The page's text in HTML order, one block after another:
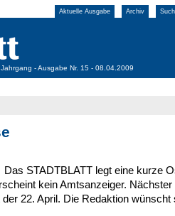
Aktuelle Ausgabe Archiv
- Ausgabe Nr. 15 - 08.04.2009
Das STADTBLATT legt eine kurze
kein Amtsanzeiger. Nächster
22. April. Die Redaktion wünscht